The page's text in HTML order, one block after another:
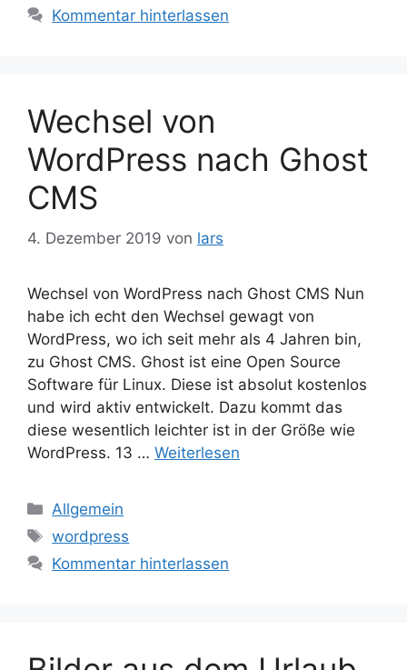
Kommentar hinterlassen
Wechsel von
WordPress nach Ghost
CMS
4. Dezember 2019 von lars
Wechsel von WordPress nach Ghost CMS Nun
habe ich echt den Wechsel gewagt von
WordPress, wo ich seit mehr als 4 Jahren bin,
zu Ghost CMS. Ghost ist eine Open Source
Software für Linux. Diese ist absolut kostenlos
und wird aktiv entwickelt. Dazu kommt das
diese wesentlich leichter ist in der Größe wie
WordPress. 13 … Weiterlesen
Kategorien
Allgemein
Schlagwörter
wordpress
Kommentar hinterlassen